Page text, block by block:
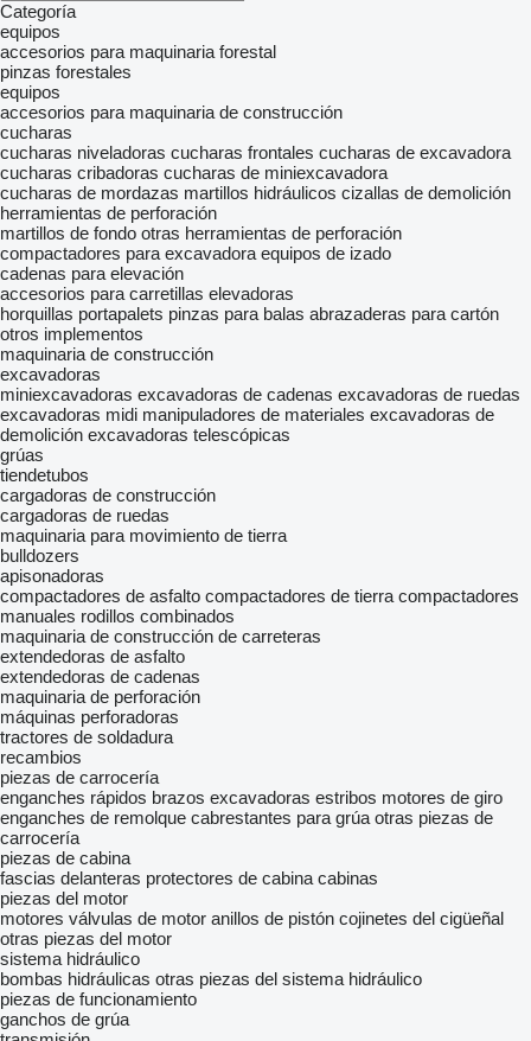
Categoría
equipos
accesorios para maquinaria forestal
pinzas forestales
equipos
accesorios para maquinaria de construcción
cucharas
cucharas niveladoras cucharas frontales cucharas de excavadora
cucharas cribadoras cucharas de miniexcavadora
cucharas de mordazas martillos hidráulicos cizallas de demolición
herramientas de perforación
martillos de fondo otras herramientas de perforación
compactadores para excavadora equipos de izado
cadenas para elevación
accesorios para carretillas elevadoras
horquillas portapalets pinzas para balas abrazaderas para cartón
otros implementos
maquinaria de construcción
excavadoras
miniexcavadoras excavadoras de cadenas excavadoras de ruedas
excavadoras midi manipuladores de materiales excavadoras de
demolición excavadoras telescópicas
grúas
tiendetubos
cargadoras de construcción
cargadoras de ruedas
maquinaria para movimiento de tierra
bulldozers
apisonadoras
compactadores de asfalto compactadores de tierra compactadores
manuales rodillos combinados
maquinaria de construcción de carreteras
extendedoras de asfalto
extendedoras de cadenas
maquinaria de perforación
máquinas perforadoras
tractores de soldadura
recambios
piezas de carrocería
enganches rápidos brazos excavadoras estribos motores de giro
enganches de remolque cabrestantes para grúa otras piezas de
carrocería
piezas de cabina
fascias delanteras protectores de cabina cabinas
piezas del motor
motores válvulas de motor anillos de pistón cojinetes del cigüeñal
otras piezas del motor
sistema hidráulico
bombas hidráulicas otras piezas del sistema hidráulico
piezas de funcionamiento
ganchos de grúa